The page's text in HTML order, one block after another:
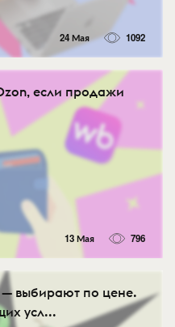
24 Мая 1092
если продажи
13 Мая 796
выбирают по цене.
усл...